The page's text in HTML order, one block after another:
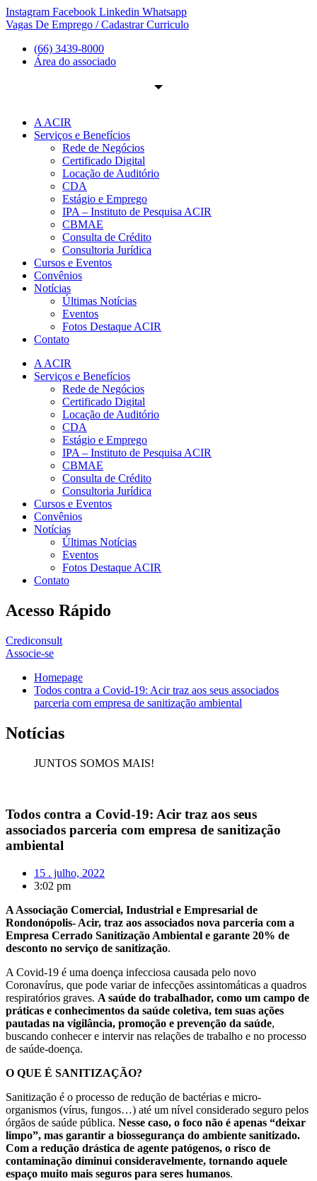
Ir
para
conteúdo
Instagram Facebook Linkedin Whatsapp
Vagas De Emprego / Cadastrar Curriculo
(66) 3439-8000
Área do associado
A ACIR
Serviços e Benefícios
Rede de Negócios
Certificado Digital
Locação de Auditório
CDA
Estágio e Emprego
IPA – Instituto de Pesquisa ACIR
CBMAE
Consulta de Crédito
Consultoria Jurídica
Cursos e Eventos
Convênios
Notícias
Últimas Notícias
Eventos
Fotos Destaque ACIR
Contato
A ACIR
Serviços e Benefícios
Rede de Negócios
Certificado Digital
Locação de Auditório
CDA
Estágio e Emprego
IPA – Instituto de Pesquisa ACIR
CBMAE
Consulta de Crédito
Consultoria Jurídica
Cursos e Eventos
Convênios
Notícias
Últimas Notícias
Eventos
Fotos Destaque ACIR
Contato
Acesso Rápido
Crediconsult
Associe-se
Homepage
Todos contra a Covid-19: Acir traz aos seus associados
parceria com empresa de sanitização ambiental
Notícias
JUNTOS SOMOS MAIS!
Todos contra a Covid-19: Acir traz aos seus
associados parceria com empresa de sanitização
ambiental
15 . julho, 2022
3:02 pm
A Associação Comercial, Industrial e Empresarial de
Rondonópolis- Acir, traz aos associados nova parceria com a
Empresa Cerrado Sanitização Ambiental e garante 20% de
desconto no serviço de sanitização.
A Covid-19 é uma doença infecciosa causada pelo novo
Coronavírus, que pode variar de infecções assintomáticas a quadros
respiratórios graves. A saúde do trabalhador, como um campo de
práticas e conhecimentos da saúde coletiva, tem suas ações
pautadas na vigilância, promoção e prevenção da saúde,
buscando conhecer e intervir nas relações de trabalho e no processo
de saúde-doença.
O QUE É SANITIZAÇÃO?
Sanitização é o processo de redução de bactérias e micro-
organismos (vírus, fungos…) até um nível considerado seguro pelos
órgãos de saúde pública. Nesse caso, o foco não é apenas “deixar
limpo”, mas garantir a biossegurança do ambiente sanitizado.
Com a redução drástica de agente patógenos, o risco de
contaminação diminui consideravelmente, tornando aquele
espaço muito mais seguros para seres humanos.